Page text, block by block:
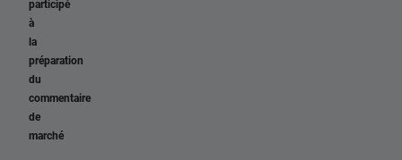
participé
à
la
préparation
du
commentaire
de
marché